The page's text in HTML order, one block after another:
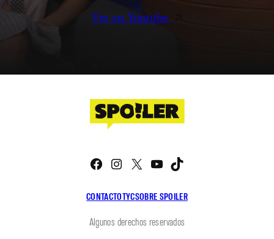
Ver en Youtube
CONTACTOTYCSOBRE SPOILER
Facebook
Instagram
X YouTube
Algunos derechos reservados